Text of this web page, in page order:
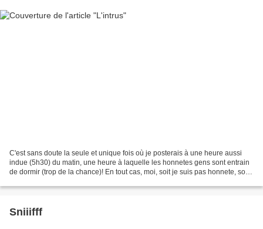
C'est sans doute la seule et unique fois où je posterais à une heure aussi
indue (5h30) du matin, une heure à laquelle les honnetes gens sont entrain
de dormir (trop de la chance)! En tout cas, moi, soit je suis pas honnete, soit
Sniiifff